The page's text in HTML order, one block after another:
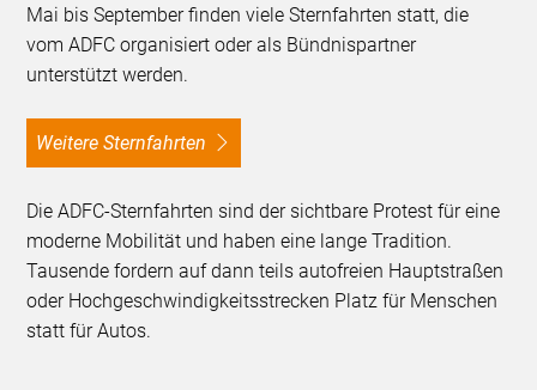
Mai bis September finden viele Sternfahrten statt, die
vom ADFC organisiert oder als Bündnispartner
unterstützt werden.
Weitere Sternfahrten
Die ADFC-Sternfahrten sind der sichtbare Protest für eine
moderne Mobilität und haben eine lange Tradition.
Tausende fordern auf dann teils autofreien Hauptstraßen
oder Hochgeschwindigkeitsstrecken Platz für Menschen
statt für Autos.